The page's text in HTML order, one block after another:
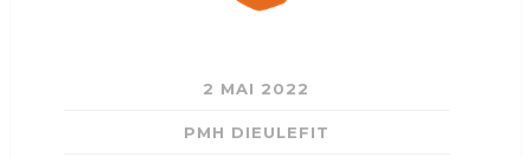
2 MAI 2022
PMH DIEULEFIT